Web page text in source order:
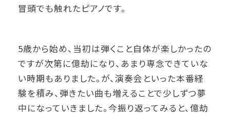
冒頭でも触れた ピアノです。
5歳から始め、当初は弾くこと自体が楽しかったの
ですが次第に億劫になり、あまり専念できていな
い時期もありました。が、演奏会といった本番経
験を積み、弾きたい曲も増えることで少しずつ夢
中になっていきました。今振り返ってみると、億劫